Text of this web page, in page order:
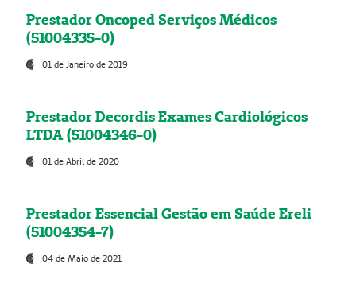
Prestador Oncoped Serviços Médicos
(51004335-0)
01 de Janeiro de 2019
Prestador Decordis Exames Cardiológicos
LTDA (51004346-0)
01 de Abril de 2020
Prestador Essencial Gestão em Saúde Ereli
(51004354-7)
04 de Maio de 2021